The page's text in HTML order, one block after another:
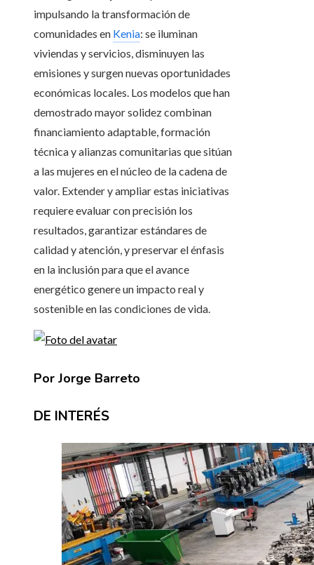
impulsando la transformación de
comunidades en Kenia: se iluminan
viviendas y servicios, disminuyen las
emisiones y surgen nuevas oportunidades
económicas locales. Los modelos que han
demostrado mayor solidez combinan
financiamiento adaptable, formación
técnica y alianzas comunitarias que sitúan
a las mujeres en el núcleo de la cadena de
valor. Extender y ampliar estas iniciativas
requiere evaluar con precisión los
resultados, garantizar estándares de
calidad y atención, y preservar el énfasis
en la inclusión para que el avance
energético genere un impacto real y
sostenible en las condiciones de vida.
Por Jorge Barreto
DE INTERÉS